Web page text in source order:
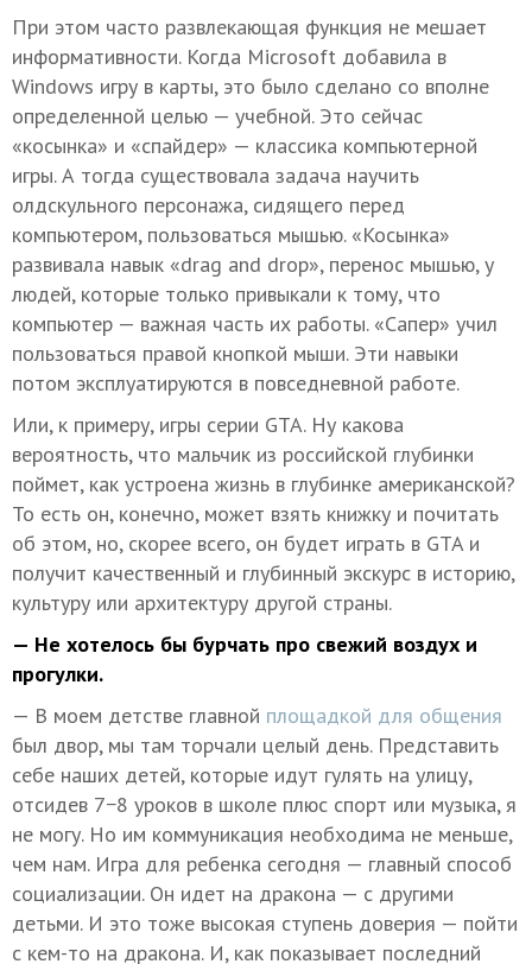
При этом часто развлекающая функция не мешает
информативности. Когда Microsoft добавила в
Windows игру в карты, это было сделано со вполне
определенной целью — учебной. Это сейчас
«косынка» и «спайдер» — классика компьютерной
игры. А тогда существовала задача научить
олдскульного персонажа, сидящего перед
компьютером, пользоваться мышью. «Косынка»
развивала навык «drag and drop», перенос мышью, у
людей, которые только привыкали к тому, что
компьютер — важная часть их работы. «Сапер» учил
пользоваться правой кнопкой мыши. Эти навыки
потом эксплуатируются в повседневной работе.
Или, к примеру, игры серии GTA. Ну какова
вероятность, что мальчик из российской глубинки
поймет, как устроена жизнь в глубинке американской?
То есть он, конечно, может взять книжку и почитать
об этом, но, скорее всего, он будет играть в GTA и
получит качественный и глубинный экскурс в историю,
культуру или архитектуру другой страны.
— Не хотелось бы бурчать про свежий воздух и
прогулки.
— В моем детстве главной площадкой для общения
был двор, мы там торчали целый день. Представить
себе наших детей, которые идут гулять на улицу,
отсидев 7−8 уроков в школе плюс спорт или музыка, я
не могу. Но им коммуникация необходима не меньше,
чем нам. Игра для ребенка сегодня — главный способ
социализации. Он идет на дракона — с другими
детьми. И это тоже высокая ступень доверия — пойти
с кем-то на дракона. И, как показывает последний